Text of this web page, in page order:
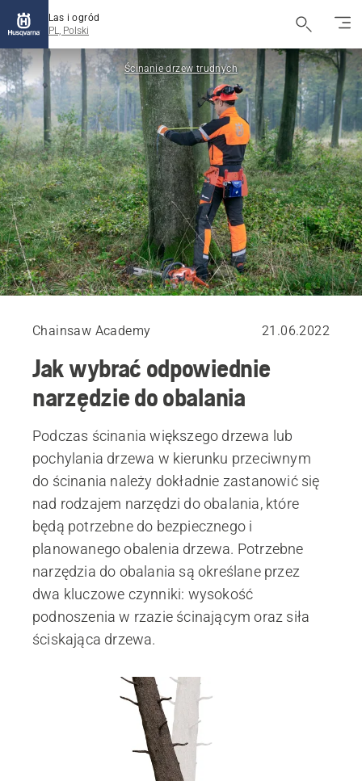
Las i ogród
PL, Polski
Ścinanie drzew trudnych
Chainsaw Academy 21.06.2022
Jak wybrać odpowiednie
narzędzie do obalania
Podczas ścinania większego drzewa lub
pochylania drzewa w kierunku przeciwnym
do ścinania należy dokładnie zastanowić się
nad rodzajem narzędzi do obalania, które
będą potrzebne do bezpiecznego i
planowanego obalenia drzewa. Potrzebne
narzędzia do obalania są określane przez
dwa kluczowe czynniki: wysokość
podnoszenia w rzazie ścinającym oraz siła
ściskająca drzewa.